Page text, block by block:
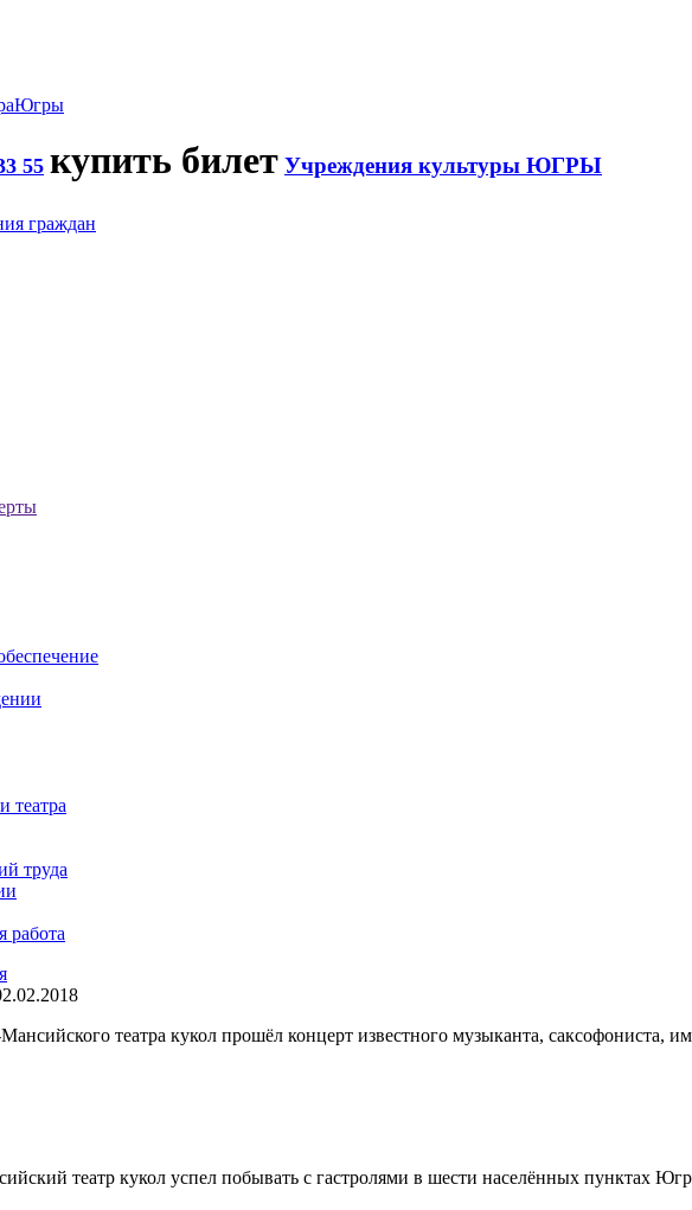
Югры
55 купить билет Учреждения культуры ЮГРЫ
граждан
театра
труда
работа
театра кукол прошёл концерт известного музыканта, саксофониста,
театр кукол успел побывать с гастролями в шести населённых пунктах